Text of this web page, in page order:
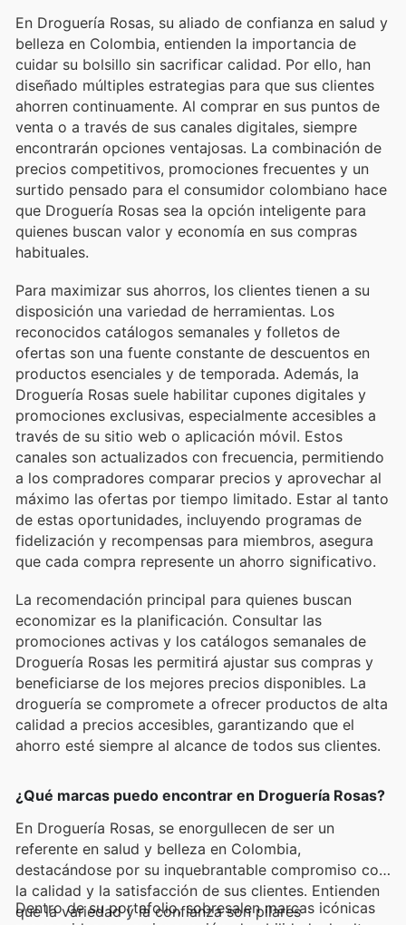
En Droguería Rosas, su aliado de confianza en salud y
belleza en Colombia, entienden la importancia de
cuidar su bolsillo sin sacrificar calidad. Por ello, han
diseñado múltiples estrategias para que sus clientes
ahorren continuamente. Al comprar en sus puntos de
venta o a través de sus canales digitales, siempre
encontrarán opciones ventajosas. La combinación de
precios competitivos, promociones frecuentes y un
surtido pensado para el consumidor colombiano hace
que Droguería Rosas sea la opción inteligente para
quienes buscan valor y economía en sus compras
habituales.
Para maximizar sus ahorros, los clientes tienen a su
disposición una variedad de herramientas. Los
reconocidos catálogos semanales y folletos de
ofertas son una fuente constante de descuentos en
productos esenciales y de temporada. Además, la
Droguería Rosas suele habilitar cupones digitales y
promociones exclusivas, especialmente accesibles a
través de su sitio web o aplicación móvil. Estos
canales son actualizados con frecuencia, permitiendo
a los compradores comparar precios y aprovechar al
máximo las ofertas por tiempo limitado. Estar al tanto
de estas oportunidades, incluyendo programas de
fidelización y recompensas para miembros, asegura
que cada compra represente un ahorro significativo.
La recomendación principal para quienes buscan
economizar es la planificación. Consultar las
promociones activas y los catálogos semanales de
Droguería Rosas les permitirá ajustar sus compras y
beneficiarse de los mejores precios disponibles. La
droguería se compromete a ofrecer productos de alta
calidad a precios accesibles, garantizando que el
ahorro esté siempre al alcance de todos sus clientes.
¿Qué marcas puedo encontrar en Droguería Rosas?
En Droguería Rosas, se enorgullecen de ser un
referente en salud y belleza en Colombia,
destacándose por su inquebrantable compromiso con
la calidad y la satisfacción de sus clientes. Entienden
que la variedad y la confianza son pilares
Dentro de su portafolio, sobresalen marcas icónicas